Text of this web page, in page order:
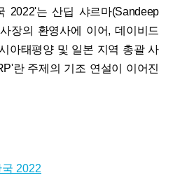
2022'는 산딥 샤르마(Sandeep
장의 환영사에 이어, 데이비드
아태평양 및 일본 지역 총괄 사
란 주제의 기조 연설이 이어진
2022